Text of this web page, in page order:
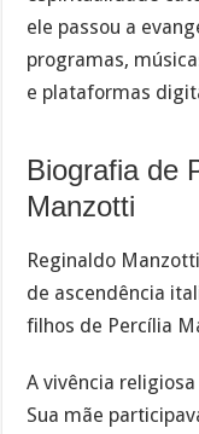
ele passou a
programas,
e plataformas
Biografia de
Manzotti
Reginaldo
de ascendência
filhos de Percília
A vivência
Sua mãe